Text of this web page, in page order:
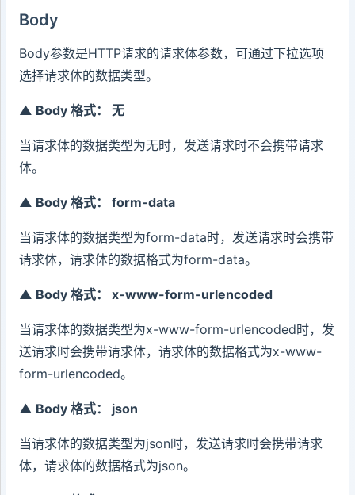
Body
Body参数是HTTP请求的请求体参数，可通过下拉选项
选择请求体的数据类型。
▲ Body 格式： 无
当请求体的数据类型为无时，发送请求时不会携带请求
体。
▲ Body 格式： form-data
当请求体的数据类型为form-data时，发送请求时会携带
请求体，请求体的数据格式为form-data。
▲ Body 格式： x-www-form-urlencoded
当请求体的数据类型为x-www-form-urlencoded时，发
送请求时会携带请求体，请求体的数据格式为x-www-
form-urlencoded。
▲ Body 格式： json
当请求体的数据类型为json时，发送请求时会携带请求
体，请求体的数据格式为json。